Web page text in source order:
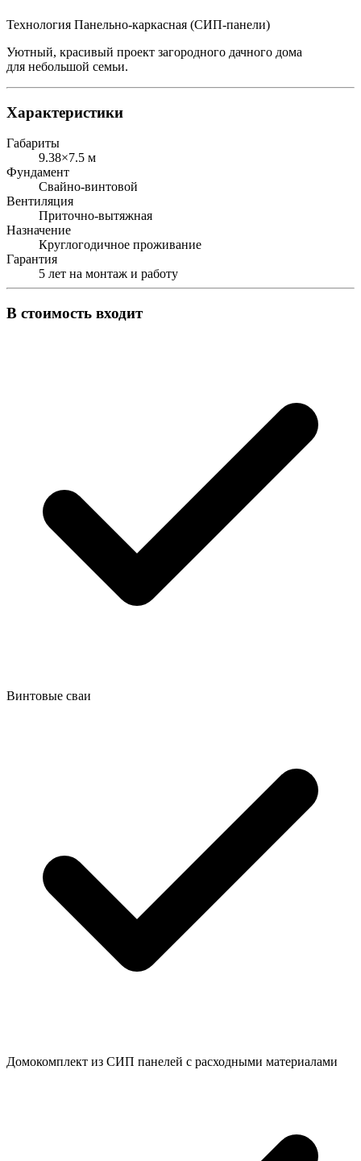
Технология Панельно-каркасная (СИП-панели)
Уютный, красивый проект загородного дачного дома
для небольшой семьи.
Характеристики
Габариты
9.38×7.5 м
Фундамент
Свайно-винтовой
Вентиляция
Приточно-вытяжная
Назначение
Круглогодичное проживание
Гарантия
5 лет на монтаж и работу
В стоимость входит
Винтовые сваи
Домокомплект из СИП панелей с расходными материалами